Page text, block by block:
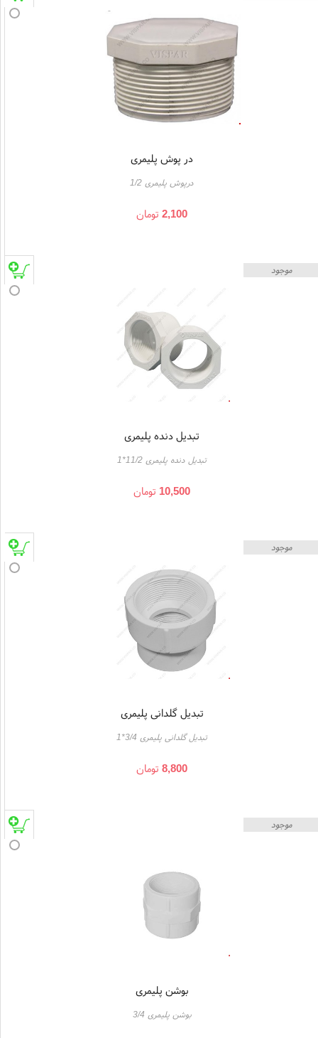
در پوش پلیمری
درپوش پلیمری 1/2
2,100تومان
موجود
تبدیل دنده پلیمری
تبدیل دنده پلیمری 11/2*1
10,500 تومان
موجود
تبدیل گلدانی پلیمری
تبدیل گلدانی پلیمری 3/4*1
8,800تومان
موجود
بوشن پلیمری
بوشن پلیمری 3/4